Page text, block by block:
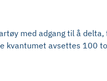
med adgang til å
kvantumet avsettes 100